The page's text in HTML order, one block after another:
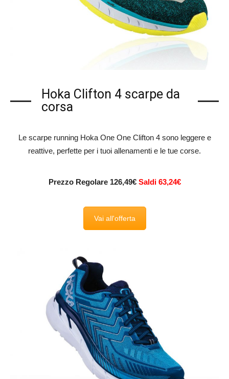
Hoka Clifton 4 scarpe da
corsa
Le scarpe running Hoka One One Clifton 4 sono leggere e
reattive, perfette per i tuoi allenamenti e le tue corse.
Prezzo Regolare 126,49€ Saldi 63,24€
Vai all'offerta